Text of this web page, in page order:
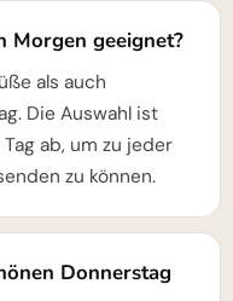
Morgen geeignet?
als auch
Die Auswahl ist
ab, um zu jeder
zu können.
Donnerstag